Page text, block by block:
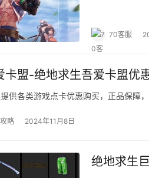
70客服
卡盟-绝地求生吾爱卡盟优
供各类游戏点卡优惠购买，正品保障，
略 2024年11月8日
绝地求生